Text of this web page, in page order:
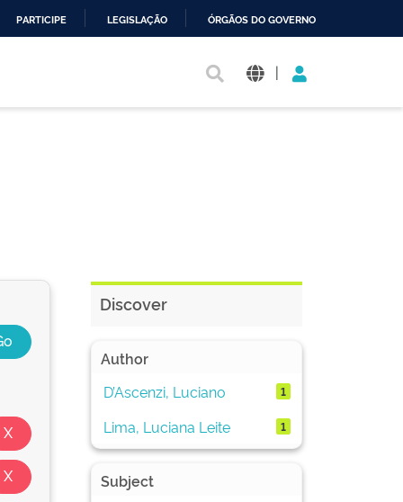
PARTICIPE LEGISLAÇÃO ÓRGÃOS DO GOVERNO
|
Discover
Author
D’Ascenzi, Luciano
1
Lima, Luciana Leite 1
Subject